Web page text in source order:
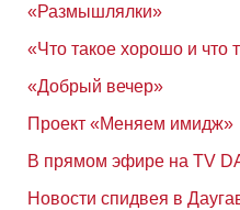
«Размышлялки»
«Что такое хорошо и что
«Добрый вечер»
Проект «Меняем имидж»
В прямом эфире на TV
Новости спидвея в